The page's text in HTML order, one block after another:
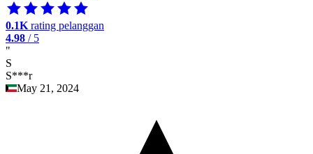
0.1K rating pelanggan
4.98 / 5
"
S
S***r
May 21, 2024